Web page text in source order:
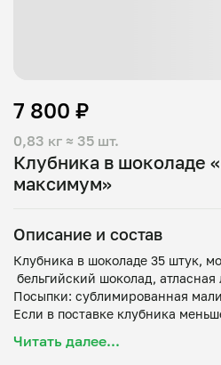
Клубника в шоколаде
максимум»
0,83 кг ≈ 35 шт.
7 800 ₽
Описание и состав
Клубника в шоколаде 35 штук,
бельгийский шоколад, атласная
Посыпки: сублимированная
Если в поставке клубника
клубники в шоколаде 1 сутки,
Читать далее...